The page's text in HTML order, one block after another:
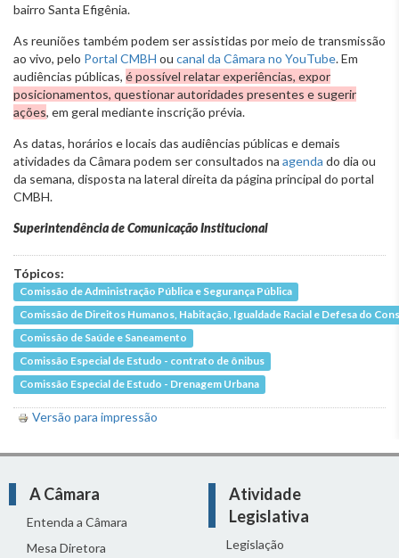
bairro Santa Efigênia.
As reuniões também podem ser assistidas por meio de transmissão
ao vivo, pelo Portal CMBH ou canal da Câmara no YouTube. Em
audiências públicas, é possível relatar experiências, expor
posicionamentos, questionar autoridades presentes e sugerir
ações, em geral mediante inscrição prévia.
As datas, horários e locais das audiências públicas e demais
atividades da Câmara podem ser consultados na agenda do dia ou
da semana, disposta na lateral direita da página principal do portal
CMBH.
Superintendência de Comunicação Institucional
Tópicos:
Comissão de Administração Pública e Segurança Pública
Comissão de Direitos Humanos, Habitação, Igualdade Racial e Defesa do
Comissão de Saúde e Saneamento
Comissão Especial de Estudo - contrato de ônibus
Comissão Especial de Estudo - Drenagem Urbana
Versão para impressão
A Câmara
Entenda a Câmara
Mesa Diretora
Atividade
Legislativa
Legislação